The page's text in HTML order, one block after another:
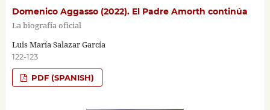
Domenico Aggasso (2022). El Padre Amorth continúa
La biografía oficial
Luis María Salazar García
122-123
PDF (SPANISH)